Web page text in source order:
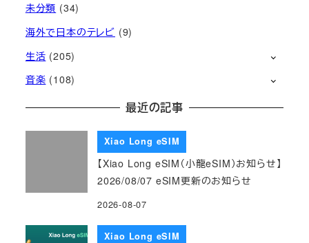
未分類 (34)
海外で日本のテレビ (9)
生活 (205)
音楽 (108)
最近の記事
Xiao Long eSIM
【Xiao Long eSIM（小龍eSIM）お知らせ】
2026/08/07 eSIM更新のお知らせ
2026-08-07
Xiao Long eSIM